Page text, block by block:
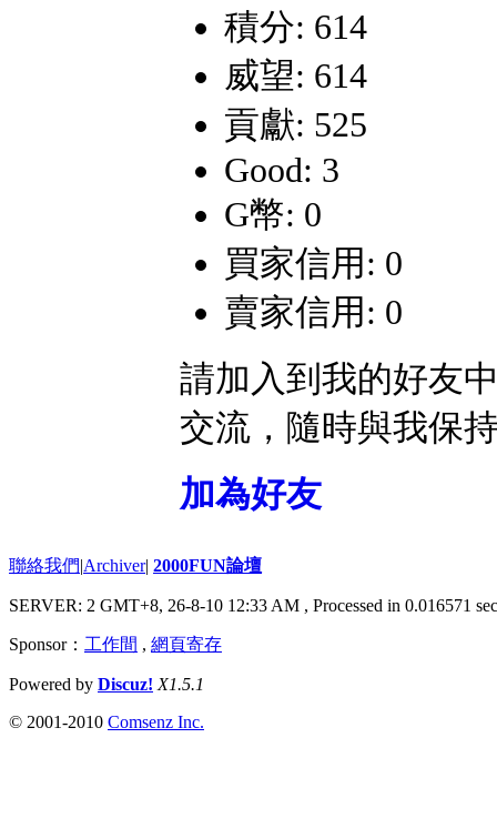
積分: 614
威望: 614
貢獻: 525
Good: 3
G幣: 0
買家信用: 0
賣家信用: 0
請加入到我的好友
交流，隨時與我保
加為好友
聯絡我們|Archiver| 2000FUN論壇
SERVER: 2 GMT+8, 26-8-10 12:33 AM , Processed in 0.016571
Sponsor： 工作間 , 網頁寄存
Powered by Discuz! X1.5.1
© 2001-2010 Comsenz Inc.